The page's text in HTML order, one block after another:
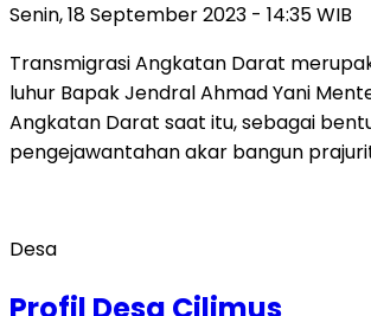
Senin, 18 September 2023 - 14:35 WIB
Transmigrasi Angkatan Darat
luhur Bapak Jendral Ahmad Yani
Angkatan Darat saat itu, sebagai
pengejawantahan akar bangun
Desa